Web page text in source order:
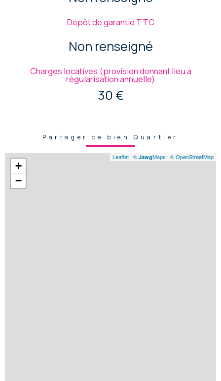
Dépôt de garantie TTC
Non renseigné
Charges locatives (provision donnant lieu à
régularisation annuelle)
30 €
Partager ce bien Quartier
+
−
Leaflet | © JawgMaps | © OpenStreetMap